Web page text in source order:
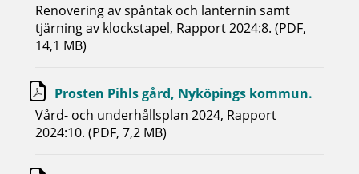
Renovering av spåntak och lanternin samt
tjärning av klockstapel, Rapport 2024:8. (PDF,
14,1 MB)
Prosten Pihls gård, Nyköpings kommun.
Vård- och underhållsplan 2024, Rapport
2024:10. (PDF, 7,2 MB)